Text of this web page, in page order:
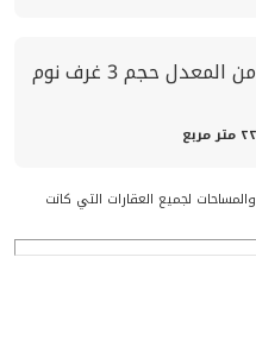
من المعدلحجم 3 غرف نوم
مربع
لجميع العقارات التي كانت